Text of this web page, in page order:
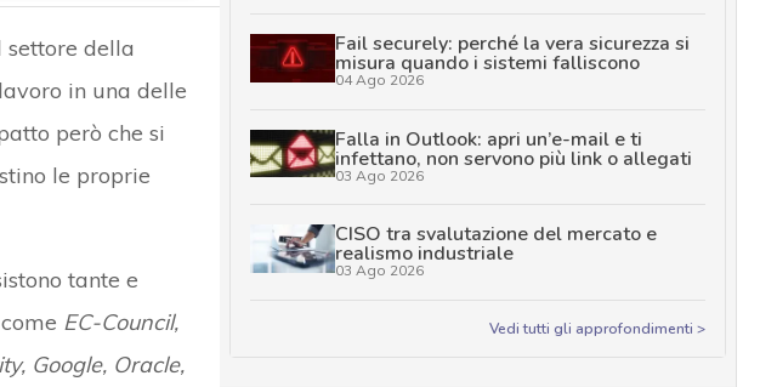
della
in una delle
però che si
le proprie
tante e
EC-Council,
Google, Oracle,
Fail securely: perché la vera sicurezza si
misura quando i sistemi falliscono
04 Ago 2026
Falla in Outlook: apri un’e-mail e ti
infettano, non servono più link o allegati
03 Ago 2026
CISO tra svalutazione del mercato e
realismo industriale
03 Ago 2026
Vedi tutti gli approfondimenti >